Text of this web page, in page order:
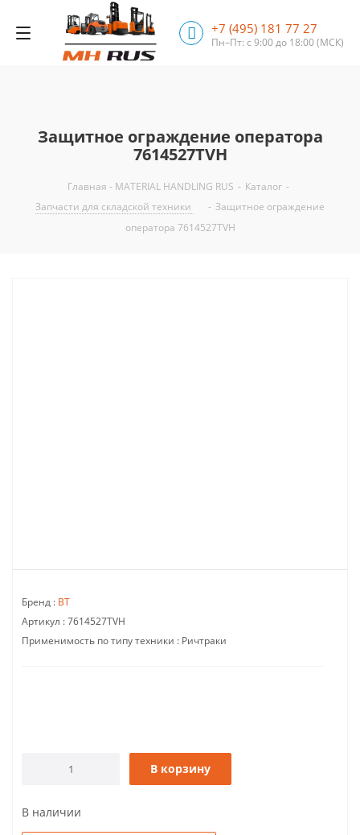
+7 (495) 181 77 27
Пн–Пт: с 9:00 до 18:00(МСК)
Защитное ограждение оператора
7614527TVH
Главная - MATERIAL HANDLING RUS - Каталог -
Запчасти для складской техники
- Защитное ограждение
оператора 7614527TVH
Бренд : BT
Артикул :7614527TVH
Применимость по типу техники : Ричтраки
В корзину
В наличии